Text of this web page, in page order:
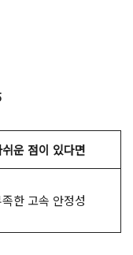
쉬운 점이 있다면
한 고속 안정성